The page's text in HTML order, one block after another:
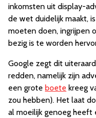
inkomsten uit display-
de wet duidelijk maakt,
moeten doen, ingrijpen
bezig is te worden
Google zegt dit
redden, namelijk zijn
een grote boete kreeg
zou hebben). Het laat
al moeilijk genoeg heeft